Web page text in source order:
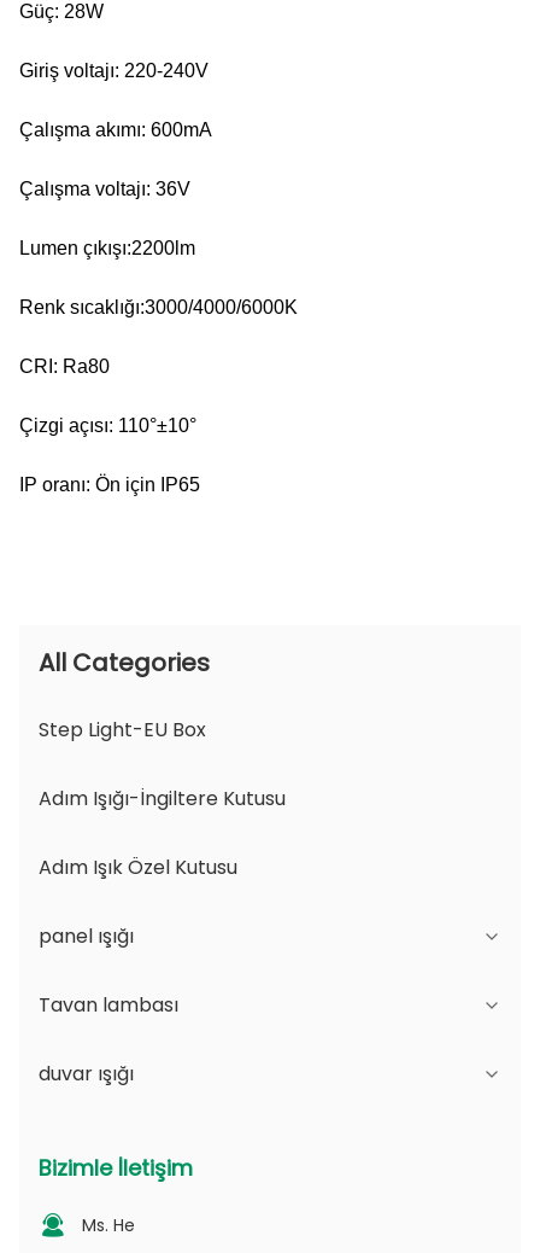
Güç: 28W
Giriş voltajı: 220-240V
Çalışma akımı: 600mA
Çalışma voltajı: 36V
Lumen çıkışı:2200lm
Renk sıcaklığı:3000/4000/6000K
CRI: Ra80
Çizgi açısı: 110°±10°
IP oranı: Ön için IP65
All Categories
Step Light-EU Box
Adım Işığı-İngiltere Kutusu
Adım Işık Özel Kutusu
panel ışığı
JDL Serisi
DSDL Serisi
MDL Serisi
Tavan lambası
JCL Serisi
PV Serisi
duvar ışığı
Değişilebilir Aperture
Seri D - Noktalı Işık Yönlendirme Plakası
Bizimle İletişim
Ms. He